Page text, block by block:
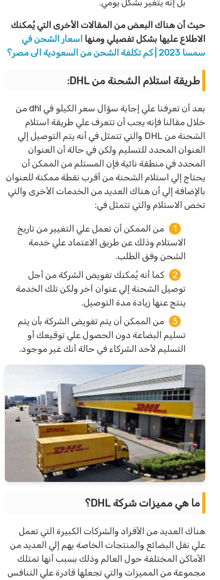
بل إنه يتغير بشكل يومي.
حيث أن هناك البعض من المقالات الأخرى التي يُمكنك
الاطلاع عليها بشكل تفصيلي ومنهااسعار الشحن في
سمسا 2023 | كم تكلفة الشحن من السعودية الى مصر؟
طريقة استلام الشحنة من DHL:
بعد أن تعرفنا علي إجابة سؤال سعر الكيلو في dhl من
خلال مقالنا فإنه يجب أن تتعرف علي طريقة استلام
الشحنة من DHL والتي تتمثل في أنه يتم التوصيل إلي
العنوان المحدد للتسليم ولكن في حالة أن العنوان
المحدد في منطقة نائية فإن المستلم من الممكن أن
يحتاج إلي استلام الشحنة من أقرب نقطة ممكنة للعنوان
بالإضافة إلي أن هناك العديد من الخدمات الأخرى والتي
تخص الاستلام والتي تتمثل في:
من الممكن أن تعمل علي التغيير من تاريخ
الاستلام وذلك عن طريق الاعتماد علي خدمة
الشحن وفق الطلب.
كما أنه يُمكنك تفويض الشركة من أجل
توصيل الشحنة إلي عنوان آخر ولكن تلك الخدمة
ينتج عنها زيادة مدة التوصيل.
من الممكن أن يتم تفويض الشركة بأن يتم
تسليم البضاعة دون الحصول علي توقيعك أو
التسليم لأحد الشركاء في حالة أنك غير موجود.
ما هي مميزات شركة DHL؟
هناك العديد من الأفراد والشركات الكبيرة التي تعمل
علي نقل البضائع والمنتجات الخاصة بهم إلي العديد من
الأماكن المختلفة حول العالم وذلك بسبب أنها تمتلك
مجموعة من المميزات والتي تجعلها قادرة علي التنافس